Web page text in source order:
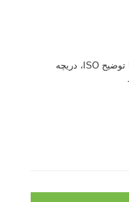
درک نوردهی – همراه با توضیح ISO، دریچه